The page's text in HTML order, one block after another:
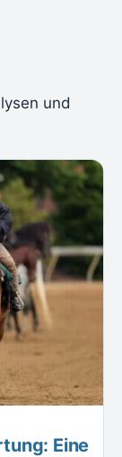
und
Eine